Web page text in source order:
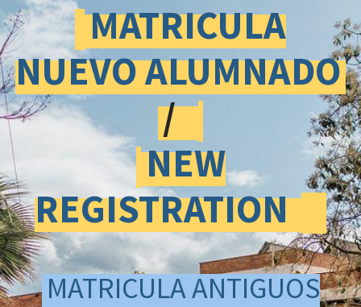
MATRICULA
NUEVO ALUMNADO
/
NEW
REGISTRATION
MATRICULA ANTIGUOS